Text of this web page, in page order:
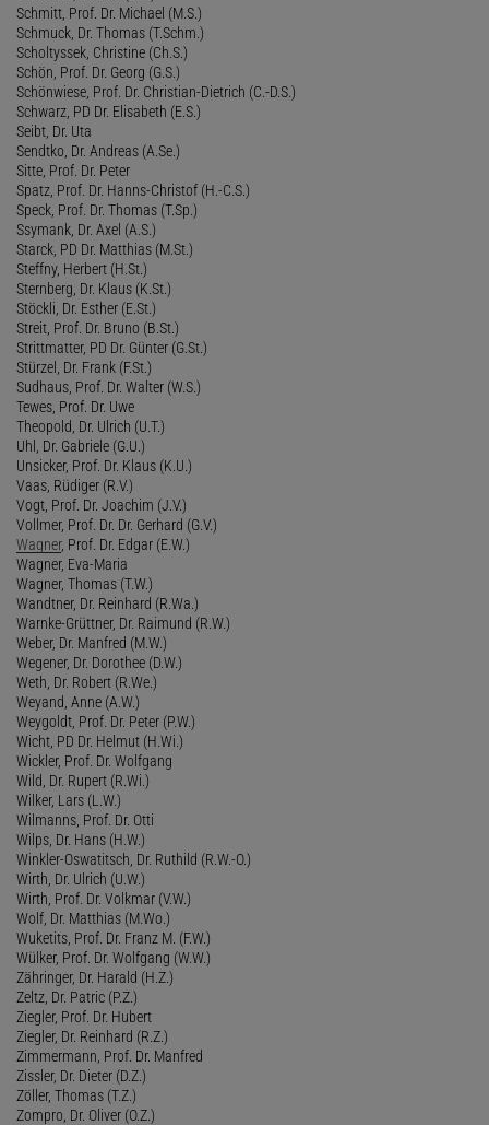
Schmitt, Prof. Dr. Michael (M.S.)
Schmuck, Dr. Thomas (T.Schm.)
Scholtyssek, Christine (Ch.S.)
Schön, Prof. Dr. Georg (G.S.)
Schönwiese, Prof. Dr. Christian-Dietrich (C.-D.S.)
Schwarz, PD Dr. Elisabeth (E.S.)
Seibt, Dr. Uta
Sendtko, Dr. Andreas (A.Se.)
Sitte, Prof. Dr. Peter
Spatz, Prof. Dr. Hanns-Christof (H.-C.S.)
Speck, Prof. Dr. Thomas (T.Sp.)
Ssymank, Dr. Axel (A.S.)
Starck, PD Dr. Matthias (M.St.)
Steffny, Herbert (H.St.)
Sternberg, Dr. Klaus (K.St.)
Stöckli, Dr. Esther (E.St.)
Streit, Prof. Dr. Bruno (B.St.)
Strittmatter, PD Dr. Günter (G.St.)
Stürzel, Dr. Frank (F.St.)
Sudhaus, Prof. Dr. Walter (W.S.)
Tewes, Prof. Dr. Uwe
Theopold, Dr. Ulrich (U.T.)
Uhl, Dr. Gabriele (G.U.)
Unsicker, Prof. Dr. Klaus (K.U.)
Vaas, Rüdiger (R.V.)
Vogt, Prof. Dr. Joachim (J.V.)
Vollmer, Prof. Dr. Dr. Gerhard (G.V.)
Wagner, Prof. Dr. Edgar (E.W.)
Wagner, Eva-Maria
Wagner, Thomas (T.W.)
Wandtner, Dr. Reinhard (R.Wa.)
Warnke-Grüttner, Dr. Raimund (R.W.)
Weber, Dr. Manfred (M.W.)
Wegener, Dr. Dorothee (D.W.)
Weth, Dr. Robert (R.We.)
Weyand, Anne (A.W.)
Weygoldt, Prof. Dr. Peter (P.W.)
Wicht, PD Dr. Helmut (H.Wi.)
Wickler, Prof. Dr. Wolfgang
Wild, Dr. Rupert (R.Wi.)
Wilker, Lars (L.W.)
Wilmanns, Prof. Dr. Otti
Wilps, Dr. Hans (H.W.)
Winkler-Oswatitsch, Dr. Ruthild (R.W.-O.)
Wirth, Dr. Ulrich (U.W.)
Wirth, Prof. Dr. Volkmar (V.W.)
Wolf, Dr. Matthias (M.Wo.)
Wuketits, Prof. Dr. Franz M. (F.W.)
Wülker, Prof. Dr. Wolfgang (W.W.)
Zähringer, Dr. Harald (H.Z.)
Zeltz, Dr. Patric (P.Z.)
Ziegler, Prof. Dr. Hubert
Ziegler, Dr. Reinhard (R.Z.)
Zimmermann, Prof. Dr. Manfred
Zissler, Dr. Dieter (D.Z.)
Zöller, Thomas (T.Z.)
Zompro, Dr. Oliver (O.Z.)